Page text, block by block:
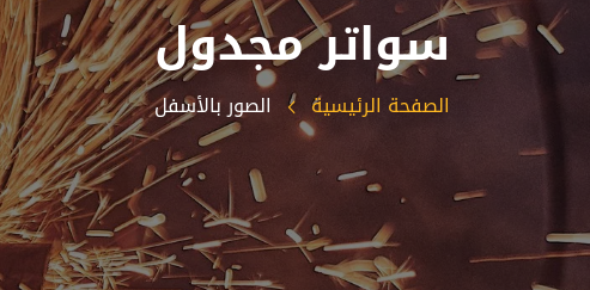
سواتر مجدول
الصفحة الرئيسية الصور بالأسفل